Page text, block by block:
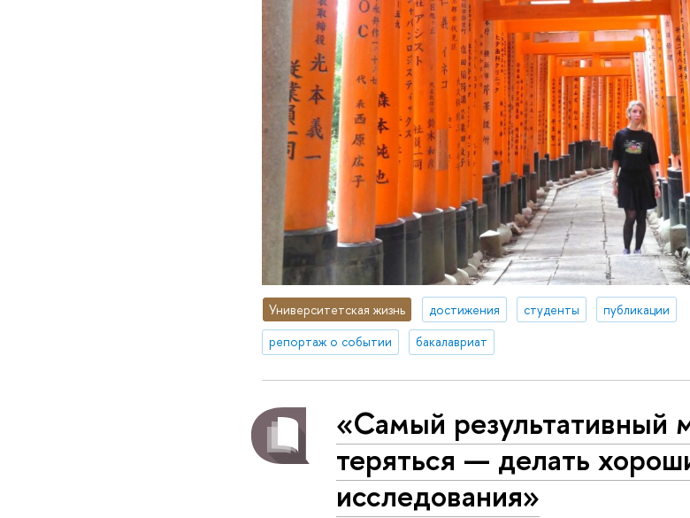
Университетская жизнь достижения студенты
публикации
репортаж о событии
бакалавриат
«Самый результативный
теряться — делать
исследования»